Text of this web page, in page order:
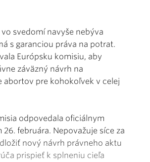
svedomí navyše nebýva
s garanciou práva na potrat.
Európsku komisiu, aby
záväzný návrh na
abortov pre kohokoľvek v celej
odpovedala oficiálnym
februára. Nepovažuje síce za
nový návrh právneho aktu
prispieť k splneniu cieľa